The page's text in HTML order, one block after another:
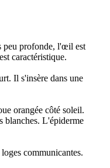
peu profonde, l'œil est
caractéristique.
Il s'insère dans une
orangée côté soleil.
blanches. L'épiderme
communicantes.